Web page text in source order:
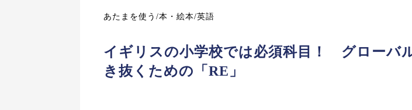
あたまを使う/本・絵本/英語
イギリスの小学校では必須科目！ グローバ
き抜くための「RE」